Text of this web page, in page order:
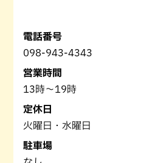
電話番号
098-943-4343
営業時間
13時〜19時
定休日
火曜日・水曜日
駐車場